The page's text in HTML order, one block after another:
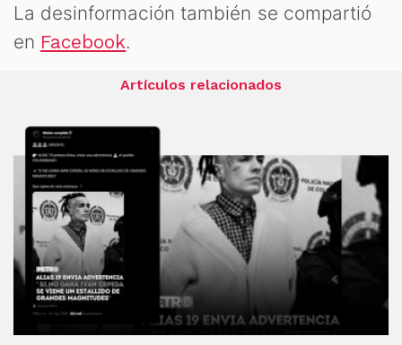
La desinformación también se compartió
en Facebook.
Artículos relacionados